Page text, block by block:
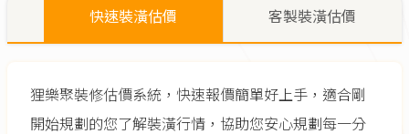
快速裝潢估價 客製裝潢估價
狸樂聚裝修估價系統，快速報價簡單好上手，適合剛
開始規劃的您了解裝潢行情，協助您安心規劃每一分